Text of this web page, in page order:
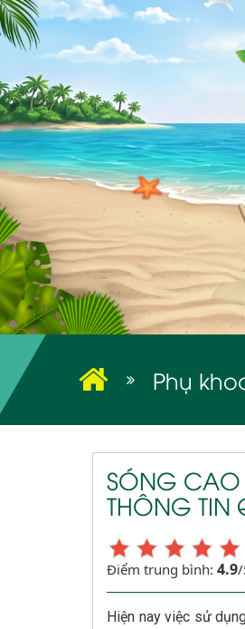
Phụ
SÓNG CAO
THÔNG TIN
Điểm trung bình: 4.9/
Hiện nay việc sử